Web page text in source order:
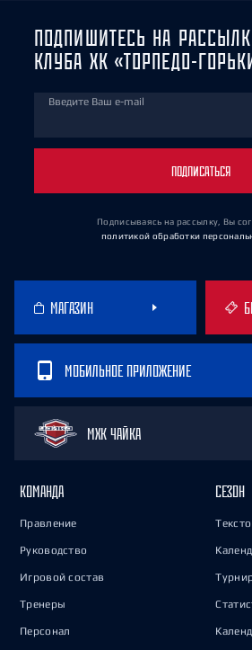
ПОДПИШИТЕСЬ НА
КЛУБА ХК «ТОРПЕДО-
Введите Ваш e-mail
ПОДПИСАТЬСЯ
Подписываясь на рассылку, Вы
политикой обработки
МАГАЗИН
МОБИЛЬНОЕ ПРИЛОЖЕНИЕ
МХК ЧАЙКА
КОМАНДА
Правление
Руководство
Игровой состав
Тренеры
Персонал
СЕЗОН